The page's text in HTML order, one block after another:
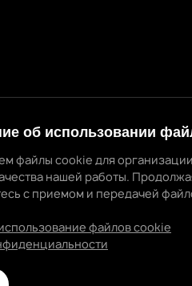
об использовании cookie
файлы cookie для организации
работы. Продолжая
об использовании
файлы cookie для
нашей работы.
с приемом и передачей
файлов cookie